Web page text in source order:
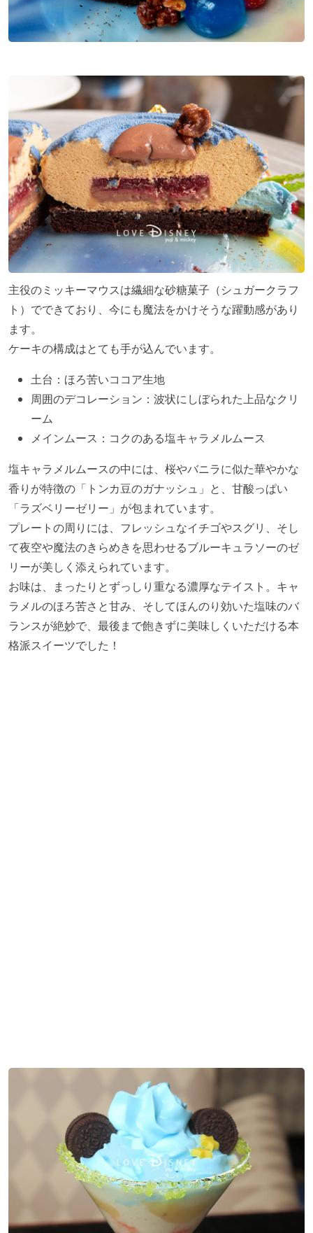
主役のミッキーマウスは繊細な砂糖菓子（シュガークラフ
ト）でできており、今にも魔法をかけそうな躍動感があり
ます。
ケーキの構成はとても手が込んでいます。
土台：ほろ苦いココア生地
周囲のデコレーション：波状にしぼられた上品なクリ
ーム
メインムース：コクのある塩キャラメルムース
塩キャラメルムースの中には、桜やバニラに似た華やかな
香りが特徴の「トンカ豆のガナッシュ」と、甘酸っぱい
「ラズベリーゼリー」が包まれています。
プレートの周りには、フレッシュなイチゴやスグリ、そし
て夜空や魔法のきらめきを思わせるブルーキュラソーのゼ
リーが美しく添えられています。
お味は、まったりとずっしり重なる濃厚なテイスト。キャ
ラメルのほろ苦さと甘み、そしてほんのり効いた塩味のバ
ランスが絶妙で、最後まで飽きずに美味しくいただける本
格派スイーツでした！